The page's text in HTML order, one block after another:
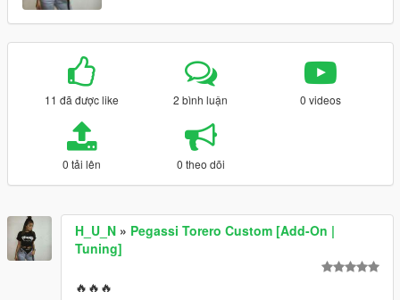
11 đã được like 2 bình luận 0 videos
0 tải lên 0 theo dõi
H_U_N » Pegassi Torero Custom [Add-On |
Tuning]
🔥🔥🔥